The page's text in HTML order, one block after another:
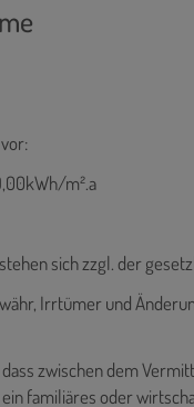
m².a
sich zzgl. der
Irrtümer und
zwischen dem
familiäres oder